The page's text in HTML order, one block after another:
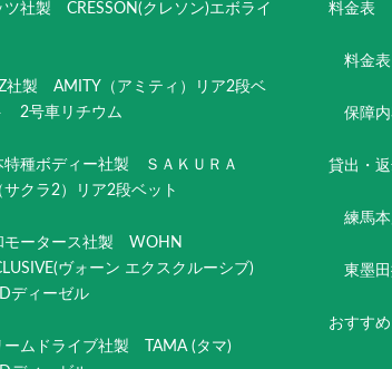
ツ社製 CRESSON(クレソン)エボライ
社製 AMITY（アミティ）リア2段ベ
2号車リチウム
特種ボディー社製 ＳＡＫＵＲＡ
サクラ2）リア2段ベット
モータース社製 WOHN
ヴォーン エクスクルーシブ)
ディーゼル
ームドライブ社製 TAMA (タマ)
料金表
料金表
保障
貸出・
練馬
東墨
おすす